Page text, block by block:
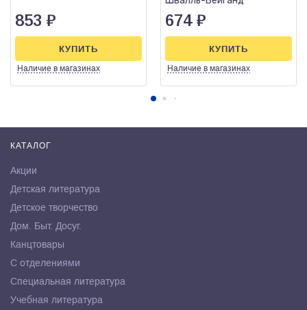
853 ₽
Наличие в магазинах
КУПИТЬ
674 ₽
Наличие в магазинах
КУПИТЬ
КАТАЛОГ
Акции
Детская литература
Детское творчество
Дом. Быт. Досуг.
Канцтовары
С отделениями
Специальная литература
Учебная литература